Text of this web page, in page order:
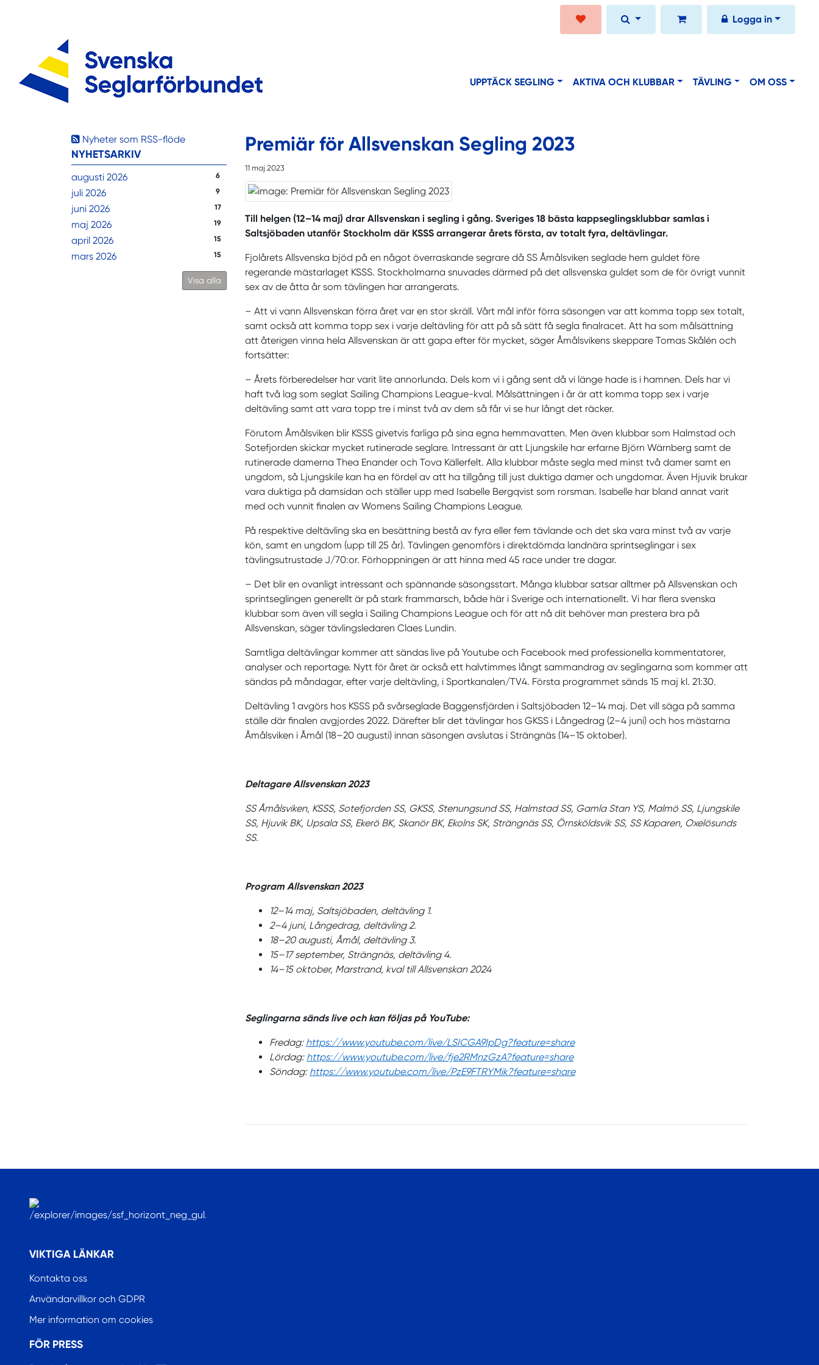
Logga in
UPPTÄCK SEGLING AKTIVA OCH KLUBBAR TÄVLING OM OSS
Nyheter som RSS-flöde
NYHETSARKIV
augusti 2026 6
juli 2026 9
juni 2026 17
maj 2026 19
april 2026 15
mars 2026 15
Visa alla
Premiär för Allsvenskan Segling 2023
11 maj 2023
Till helgen (12–14 maj) drar Allsvenskan i segling i gång. Sveriges 18 bästa kappseglingsklubbar samlas i
Saltsjöbaden utanför Stockholm där KSSS arrangerar årets första, av totalt fyra, deltävlingar.
Fjolårets Allsvenska bjöd på en något överraskande segrare då SS Åmålsviken seglade hem guldet före
regerande mästarlaget KSSS. Stockholmarna snuvades därmed på det allsvenska guldet som de för övrigt vunnit
sex av de åtta år som tävlingen har arrangerats.
– Att vi vann Allsvenskan förra året var en stor skräll. Vårt mål inför förra säsongen var att komma topp sex totalt,
samt också att komma topp sex i varje deltävling för att på så sätt få segla finalracet. Att ha som målsättning
att återigen vinna hela Allsvenskan är att gapa efter för mycket, säger Åmålsvikens skeppare Tomas Skålén och
fortsätter:
– Årets förberedelser har varit lite annorlunda. Dels kom vi i gång sent då vi länge hade is i hamnen. Dels har vi
haft två lag som seglat Sailing Champions League-kval. Målsättningen i år är att komma topp sex i varje
deltävling samt att vara topp tre i minst två av dem så får vi se hur långt det räcker.
Förutom Åmålsviken blir KSSS givetvis farliga på sina egna hemmavatten. Men även klubbar som Halmstad och
Sotefjorden skickar mycket rutinerade seglare. Intressant är att Ljungskile har erfarne Björn Wärnberg samt de
rutinerade damerna Thea Enander och Tova Källerfelt. Alla klubbar måste segla med minst två damer samt en
ungdom, så Ljungskile kan ha en fördel av att ha tillgång till just duktiga damer och ungdomar. Även Hjuvik brukar
vara duktiga på damsidan och ställer upp med Isabelle Bergqvist som rorsman. Isabelle har bland annat varit
med och vunnit finalen av Womens Sailing Champions League.
På respektive deltävling ska en besättning bestå av fyra eller fem tävlande och det ska vara minst två av varje
kön, samt en ungdom (upp till 25 år). Tävlingen genomförs i direktdömda landnära sprintseglingar i sex
tävlingsutrustade J/70:or. Förhoppningen är att hinna med 45 race under tre dagar.
– Det blir en ovanligt intressant och spännande säsongsstart. Många klubbar satsar alltmer på Allsvenskan och
sprintseglingen generellt är på stark frammarsch, både här i Sverige och internationellt. Vi har flera svenska
klubbar som även vill segla i Sailing Champions League och för att nå dit behöver man prestera bra på
Allsvenskan, säger tävlingsledaren Claes Lundin.
Samtliga deltävlingar kommer att sändas live på Youtube och Facebook med professionella kommentatorer,
analyser och reportage. Nytt för året är också ett halvtimmes långt sammandrag av seglingarna som kommer att
sändas på måndagar, efter varje deltävling, i Sportkanalen/TV4. Första programmet sänds 15 maj kl. 21:30.
Deltävling 1 avgörs hos KSSS på svårseglade Baggensfjärden i Saltsjöbaden 12–14 maj. Det vill säga på samma
ställe där finalen avgjordes 2022. Därefter blir det tävlingar hos GKSS i Långedrag (2–4 juni) och hos mästarna
Åmålsviken i Åmål (18–20 augusti) innan säsongen avslutas i Strängnäs (14–15 oktober).
Deltagare Allsvenskan 2023
SS Åmålsviken, KSSS, Sotefjorden SS, GKSS, Stenungsund SS, Halmstad SS, Gamla Stan YS, Malmö SS, Ljungskile
SS, Hjuvik BK, Upsala SS, Ekerö BK, Skanör BK, Ekolns SK, Strängnäs SS, Örnsköldsvik SS, SS Kaparen, Oxelösunds
SS.
Program Allsvenskan 2023
12–14 maj, Saltsjöbaden, deltävling 1.
2–4 juni, Långedrag, deltävling 2.
18–20 augusti, Åmål, deltävling 3.
15–17 september, Strängnäs, deltävling 4.
14–15 oktober, Marstrand, kval till Allsvenskan 2024
Seglingarna sänds live och kan följas på YouTube:
Fredag: https://www.youtube.com/live/LSICGA9IpDg?feature=share
Lördag: https://www.youtube.com/live/fje2RMnzGzA?feature=share
Söndag: https://www.youtube.com/live/PzE9FTRYMik?feature=share
VIKTIGA LÄNKAR
Kontakta oss
Användarvillkor och GDPR
Mer information om cookies
FÖR PRESS